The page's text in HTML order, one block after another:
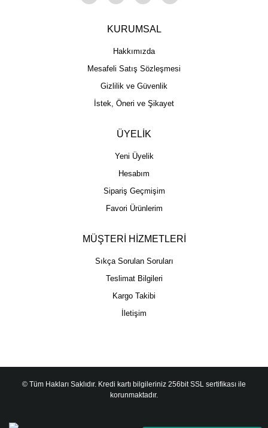
KURUMSAL
Hakkımızda
Mesafeli Satış Sözleşmesi
Gizlilik ve Güvenlik
İstek, Öneri ve Şikayet
ÜYELİK
Yeni Üyelik
Hesabım
Sipariş Geçmişim
Favori Ürünlerim
MÜŞTERİ HİZMETLERİ
Sıkça Sorulan Soruları
Teslimat Bilgileri
Kargo Takibi
İletişim
© Tüm Hakları Saklıdır. Kredi kartı bilgileriniz 256bit SSL sertifikası ile
korunmaktadır.